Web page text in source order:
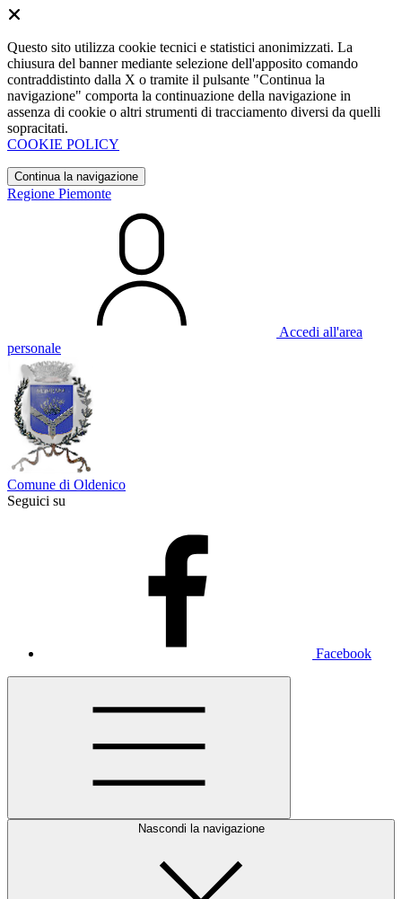
Questo sito utilizza cookie tecnici e statistici anonimizzati. La
chiusura del banner mediante selezione dell'apposito comando
contraddistinto dalla X o tramite il pulsante "Continua la
navigazione" comporta la continuazione della navigazione in
assenza di cookie o altri strumenti di tracciamento diversi da quelli
sopracitati.
COOKIE POLICY
Continua la navigazione
Regione Piemonte
Accedi all'area
personale
Comune di Oldenico
Seguici su
Facebook
Nascondi la navigazione